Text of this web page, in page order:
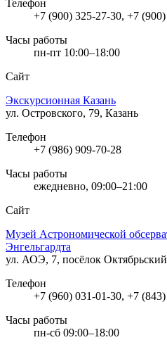
Телефон
+7 (900) 325-27-30, +7
Часы работы
пн-пт 10:00–18:00
Сайт
Экскурсионная Казань
ул. Островского, 79, Казань
Телефон
+7 (986) 909-70-28
Часы работы
ежедневно, 09:00–21:00
Сайт
Музей Астрономической
Энгельгардта
ул. АОЭ, 7, посёлок Октябрьский
Телефон
+7 (960) 031-01-30, +7
Часы работы
пн-сб 09:00–18:00